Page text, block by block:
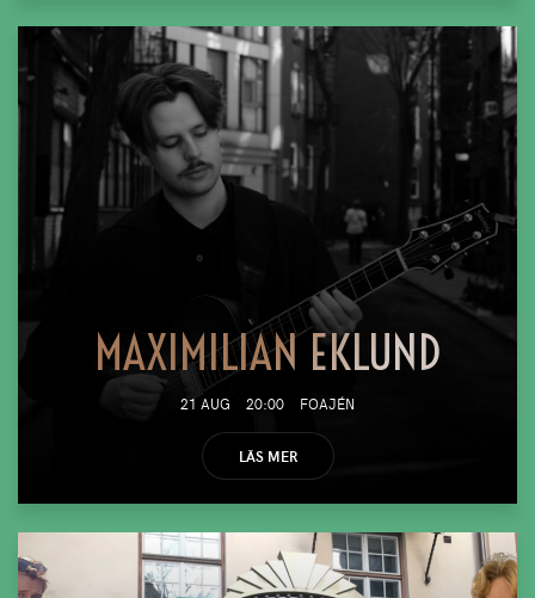
MAXIMILIAN EKLUND
21 AUG 20:00 FOAJÉN
LÄS MER